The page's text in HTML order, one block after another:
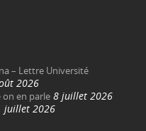
– Lettre Université
2026
on en parle 8 juillet 2026
juillet 2026